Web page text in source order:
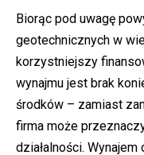
Biorąc pod uwagę
geotechnicznych w
korzystniejszy
wynajmu jest brak
środków – zamiast
firma może
działalności.